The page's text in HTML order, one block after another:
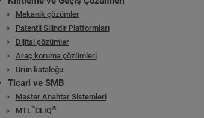
Mekanik çözümler
Patentli Silindir Platformları
Dijital çözümler
Araç koruma çözümleri
Ürün kataloğu
Ticari ve SMB
Master Anahtar Sistemleri
MTL™CLIQ®